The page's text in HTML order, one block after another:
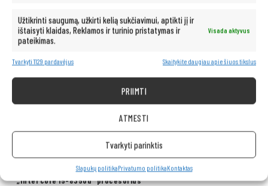
Užtikrinti saugumą, užkirti kelią sukčiavimui, aptikti jį ir
ištaisyti klaidas, Reklamos ir turinio pristatymas ir
pateikimas.
Visada aktyvus
Tvarkyti 1129 pardavėjus Skaitykite daugiau apie šiuos tikslus
PRIIMTI
ATMESTI
Tvarkyti parinktis
Slapukų politikaPrivatumo politikaKontaktas
„Intel Core i5-8350u“ procesorius